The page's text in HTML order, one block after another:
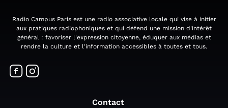
Radio Campus Paris est une radio associative locale qui vise à initier
aux pratiques radiophoniques et qui défend une mission d'intérêt
général : favoriser l'expression citoyenne, éduquer aux médias et
rendre la culture et l'information accessibles à toutes et tous.
Contact